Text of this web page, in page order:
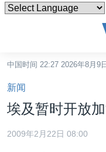
碍
链
接
跳
转
中国时间 22:27 2026年8月9
新闻
埃及暂时开放
2009年2月22日 08:00